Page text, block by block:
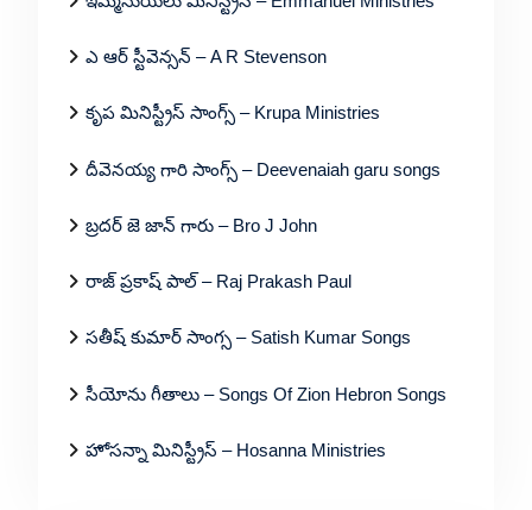
ఎ ఆర్ స్టీవెన్సన్ – A R Stevenson
కృప మినిస్ట్రీస్ సాంగ్స్ – Krupa Ministries
దీవెనయ్య గారి సాంగ్స్ – Deevenaiah garu songs
బ్రదర్ జె జాన్ గారు – Bro J John
రాజ్ ప్రకాష్ పాల్ – Raj Prakash Paul
సతీష్ కుమార్ సాంగ్స – Satish Kumar Songs
సీయోను గీతాలు – Songs Of Zion Hebron Songs
హోసన్నా మినిస్ట్రీస్ – Hosanna Ministries